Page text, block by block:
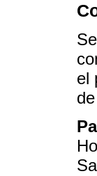
el